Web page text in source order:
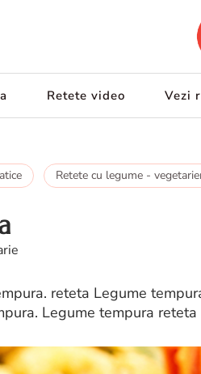
Retete video Vezi
Retete cu legume -
reteta Legume
Legume tempura reteta